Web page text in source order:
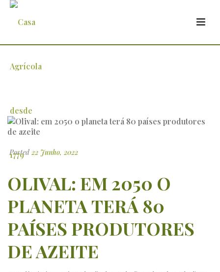
Olival: em 2050 o planeta terá 80 países
Posted 22 Junho, 2022
OLIVAL: EM 2050 O
PLANETA TERÁ 80
PAÍSES PRODUTORES
DE AZEITE